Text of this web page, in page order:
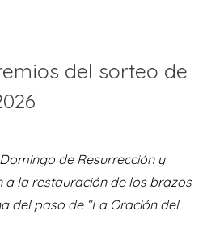
del sorteo de
de Resurrección y
a la restauración de los brazos
del paso de “La Oración del